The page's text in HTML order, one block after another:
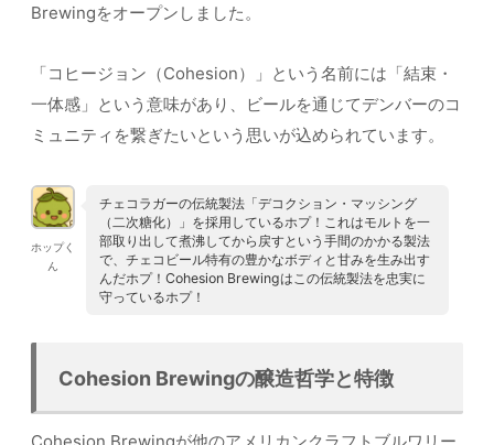
Brewingをオープンしました。
「コヒージョン（Cohesion）」という名前には「結束・
一体感」という意味があり、ビールを通じてデンバーのコ
ミュニティを繋ぎたいという思いが込められています。
ホップく
ん
チェコラガーの伝統製法「デコクション・マッシング
（二次糖化）」を採用しているホプ！これはモルトを一
部取り出して煮沸してから戻すという手間のかかる製法
で、チェコビール特有の豊かなボディと甘みを生み出す
んだホプ！Cohesion Brewingはこの伝統製法を忠実に
守っているホプ！
Cohesion Brewingの醸造哲学と特徴